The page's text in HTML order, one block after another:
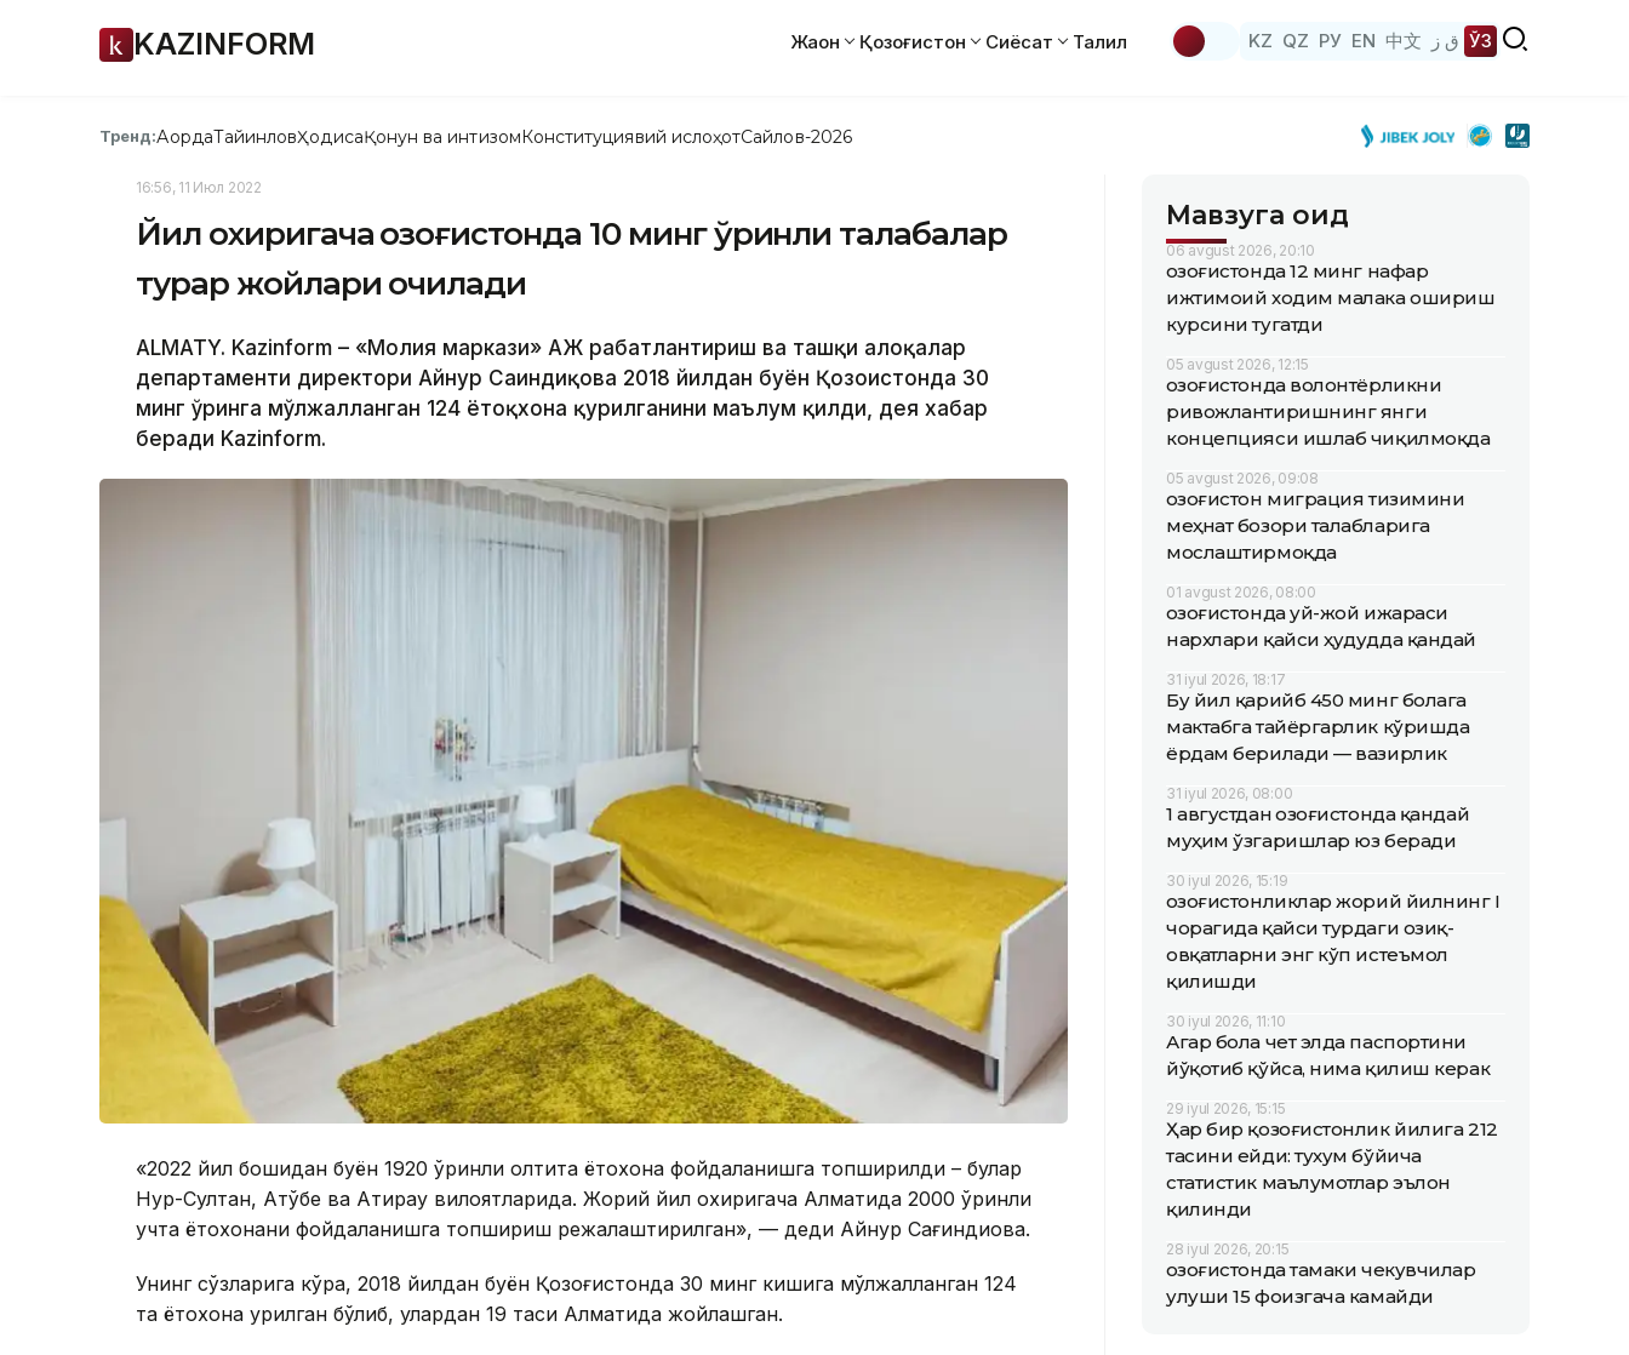
KAZINFORM Жаҳон Қозоғистон Сиёсат Таҳлил KZ QZ РУ EN 中文 ق ز ЎЗ
Тренд:АқордаТайинловҲодисаҚонун ва интизомКонституциявий ислоҳотСайлов-2026
16:56, 11 Июл 2022
Йил охиригача Қозоғистонда 10 минг ўринли талабалар
турар жойлари очилади
ALMATY. Kazinform – «Молия маркази» АЖ рағбатлантириш ва ташқи алоқалар
департаменти директори Айнур Сағиндиқова 2018 йилдан буён Қозоғистонда 30
минг ўринга мўлжалланган 124 ётоқхона қурилганини маълум қилди, дея хабар
беради Kazinform.
«2022 йил бошидан буён 1920 ўринли олтита ётоқхона фойдаланишга топширилди – булар
Нур-Султан, Ақтўбе ва Атирау вилоятларида. Жорий йил охиригача Алматида 2000 ўринли
учта ётоқхонани фойдаланишга топшириш режалаштирилган», — деди Айнур Сағиндиқова.
Унинг сўзларига кўра, 2018 йилдан буён Қозоғистонда 30 минг кишига мўлжалланган 124
та ётоқхона қурилган бўлиб, улардан 19 таси Алматида жойлашган.
Мавзуга оид
06 avgust 2026, 20:10
Қозоғистонда 12 минг нафар
ижтимоий ходим малака ошириш
курсини тугатди
05 avgust 2026, 12:15
Қозоғистонда волонтёрликни
ривожлантиришнинг янги
концепцияси ишлаб чиқилмоқда
05 avgust 2026, 09:08
Қозоғистон миграция тизимини
меҳнат бозори талабларига
мослаштирмоқда
01 avgust 2026, 08:00
Қозоғистонда уй-жой ижараси
нархлари қайси ҳудудда қандай
31 iyul 2026, 18:17
Бу йил қарийб 450 минг болага
мактабга тайёргарлик кўришда
ёрдам берилади — вазирлик
31 iyul 2026, 08:00
1 августдан Қозоғистонда қандай
муҳим ўзгаришлар юз беради
30 iyul 2026, 15:19
Қозоғистонликлар жорий йилнинг I
чорагида қайси турдаги озиқ-
овқатларни энг кўп истеъмол
қилишди
30 iyul 2026, 11:10
Агар бола чет элда паспортини
йўқотиб қўйса, нима қилиш керак
29 iyul 2026, 15:15
Ҳар бир қозоғистонлик йилига 212
тасини ейди: тухум бўйича
статистик маълумотлар эълон
қилинди
28 iyul 2026, 20:15
Қозоғистонда тамаки чекувчилар
улуши 15 фоизгача камайди